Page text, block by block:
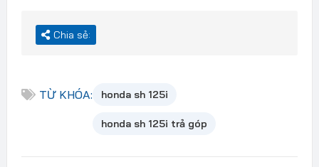
Chia sẻ:
TỪ KHÓA: honda sh 125i
honda sh 125i trả góp